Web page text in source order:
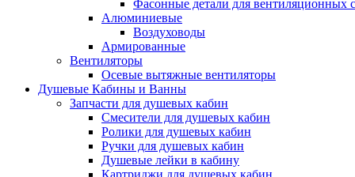
Фасонные детали для вентиляционных
Алюминиевые
Воздуховоды
Армированные
Вентиляторы
Осевые вытяжные вентиляторы
Душевые Кабины и Ванны
Запчасти для душевых кабин
Смесители для душевых кабин
Ролики для душевых кабин
Ручки для душевых кабин
Душевые лейки в кабину
Картриджи для душевых кабин